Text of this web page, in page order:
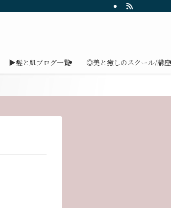
▶髪と肌ブログ一覧 ◎美と癒しのスクール/講座